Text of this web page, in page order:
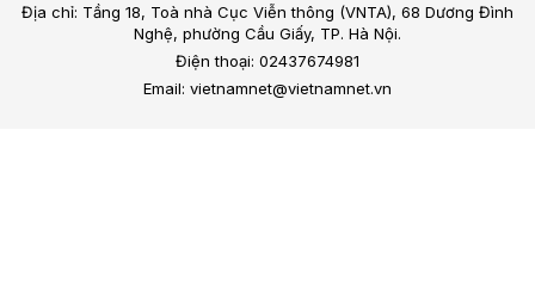
Địa chỉ: Tầng 18, Toà nhà Cục Viễn thông (VNTA), 68 Dương Đình
Nghệ, phường Cầu Giấy, TP. Hà Nội.
Điện thoại: 02437674981
Email: vietnamnet@vietnamnet.vn